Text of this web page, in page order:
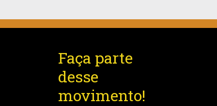
Faça parte
desse
movimento!